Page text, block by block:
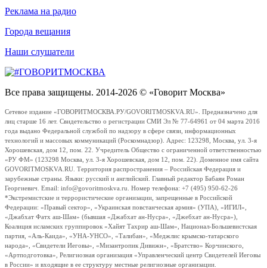
Реклама на радио
Города вещания
Наши слушатели
Все права защищены. 2014-2026 © «Говорит Москва»
Сетевое издание «ГОВОРИТМОСКВА.РУ/GOVORITMOSKVA.RU». Предназначено для
лиц старше 16 лет. Свидетельство о регистрации СМИ Эл № 77-64961 от 04 марта 2016
года выдано Федеральной службой по надзору в сфере связи, информационных
технологий и массовых коммуникаций (Роскомнадзор). Адрес: 123298, Москва, ул. 3-я
Хорошевская, дом 12, пом. 22. Учредитель Общество с ограниченной ответственностью
«РУ ФМ» (123298 Москва, ул. 3-я Хорошевская, дом 12, пом. 22). Доменное имя сайта
GOVORITMOSKVA.RU. Территория распространения – Российская Федерация и
зарубежные страны. Языки: русский и английский. Главный редактор Бабаян Роман
Георгиевич. Email: info@govoritmoskva.ru. Номер телефона: +7 (495) 950-62-26
*Экстремистские и террористические организации, запрещенные в Российской
Федерации: «Правый сектор», «Украинская повстанческая армия» (УПА), «ИГИЛ»,
«Джабхат Фатх аш-Шам» (бывшая «Джабхат ан-Нусра», «Джебхат ан-Нусра»),
Коалиция исламских группировок «Хайят Тахрир аш-Шам», Национал-Большевистская
партия, «Аль-Каида», «УНА-УНСО», «Талибан», «Меджлис крымско-татарского
народа», «Свидетели Иеговы», «Мизантропик Дивижн», «Братство» Корчинского,
«Артподготовка», Религиозная организация «Управленческий центр Свидетелей Иеговы
в России» и входящие в ее структуру местные религиозные организации.